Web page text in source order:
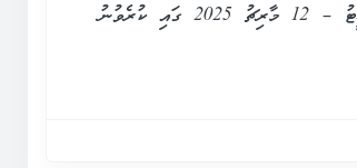
މާލެ ސިޓީ ކައުންސިލް އިދާރާގެ ސެކްރެޓަރީ ޖެނެރަލްގެ މަޤާމަށް ކުރިމަތިލި ފަރާތްތަކުގެ ސްކްރީނިންގ ނަތީޖާ ޝީޓު – 12 މާރިޗު 2025 ގައި ކުރެވުނު